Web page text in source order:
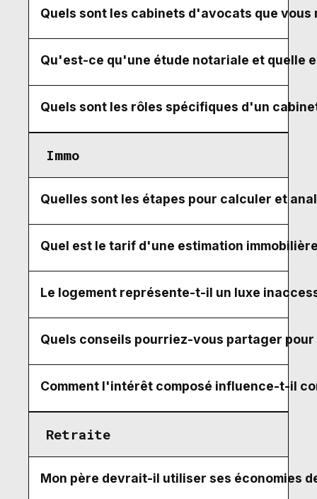
Quels sont les cabinets d'avocats que
Qu'est-ce qu'une étude notariale et quelle
Quels sont les rôles spécifiques d'un
Immo
Quelles sont les étapes pour calculer et
Quel est le tarif d'une estimation
Le logement représente-t-il un luxe
Quels conseils pourriez-vous partager
Comment l'intérêt composé influence-t-il
Retraite
Mon père devrait-il utiliser ses économies